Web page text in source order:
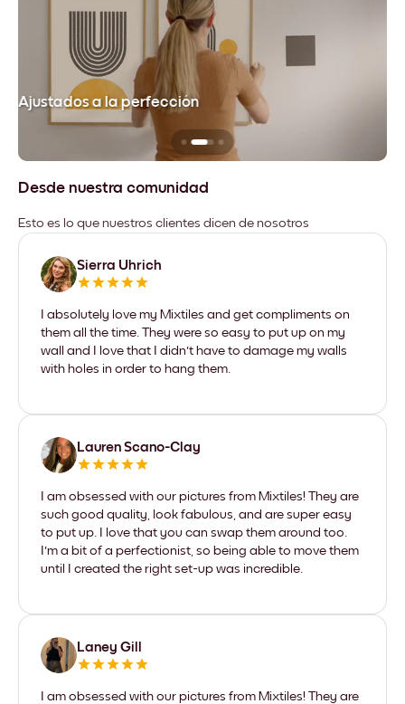
Ajustados a la perfección
Desde nuestra comunidad
Esto es lo que nuestros clientes dicen de nosotros
Sierra Uhrich
I absolutely love my Mixtiles and get compliments on
them all the time. They were so easy to put up on my
wall and I love that I didn't have to damage my walls
with holes in order to hang them.
Lauren Scano-Clay
I am obsessed with our pictures from Mixtiles! They are
such good quality, look fabulous, and are super easy
to put up. I love that you can swap them around too.
I'm a bit of a perfectionist, so being able to move them
until I created the right set-up was incredible.
Laney Gill
I am obsessed with our pictures from Mixtiles! They are